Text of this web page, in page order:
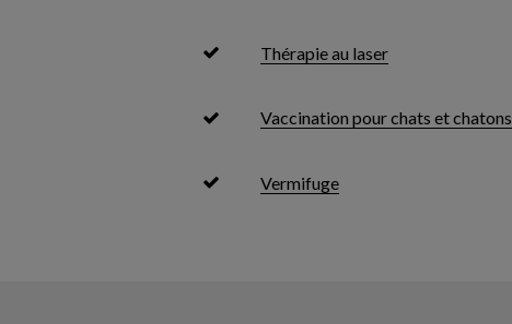
Thérapie au laser
Vaccination pour chats et chatons
Vermifuge